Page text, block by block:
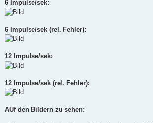
6 Impulse/sek:
6 Impulse/sek (rel. Fehler):
12 Impulse/sek:
12 Impulse/sek (rel. Fehler):
AUf den Bildern zu sehen: